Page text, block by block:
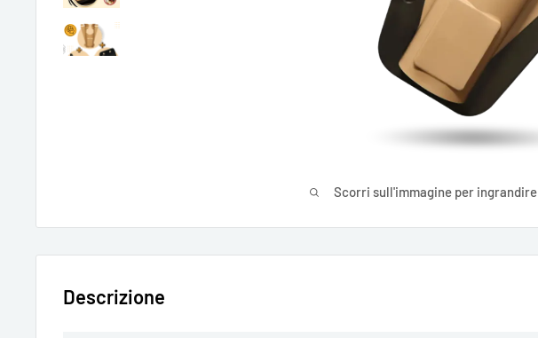
Scorri sull'immagine per ingrandire
Descrizione